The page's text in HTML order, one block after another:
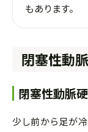
もあります。
閉塞性動
閉塞性動脈
少し前から足が冷